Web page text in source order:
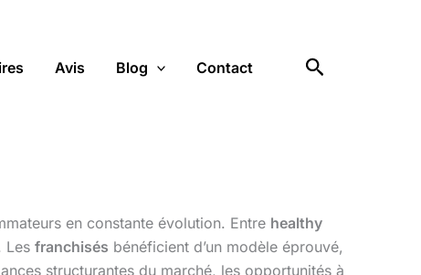
Avis Blog Contact Rechercher
en constante évolution. Entre healthy
Les franchisés bénéficient d’un modèle éprouvé,
structurantes du marché, les opportunités à